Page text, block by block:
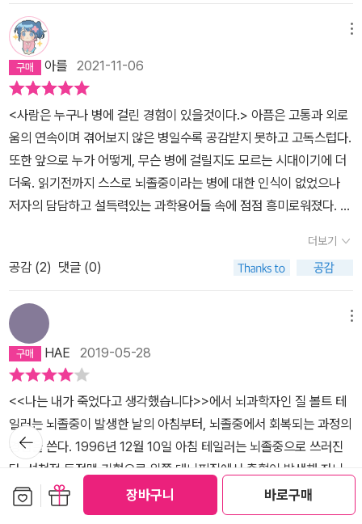
장바구니 바로구매
에세이처럼 기록했다. 가독성도 상당히 좋은편으로 책장이 잘 넘어간
다. 문장력도 남다르다고 생각했는데 강연에서도 그녀의 열정적인 모
습을 볼 수 있다고 한다. 아무튼 좋은 책이다. 관심있다면 꼭 읽어보시
길 추천드린다. 끝으로 짤막한 투병기를 서술한 출판사 소개글을 올
려본다.한쪽 뇌가 무너진 날우리는 평소 뇌의 존재를 자각하며 살아
가지 않는다. 공기나 물 같다고나 할까. 하지만 그 뇌가 이상을 일으키
면 인간은 존재 자체가 흔들린다. 여기 어느 날 갑자기 한쪽 뇌가 무너
진 한 사람이 있다. 하버드대에서 박사후연구원으로 신경해부학을 연
구하던 37살의 질 볼트 테일러 박사. 잠이 깬 어느 12월의 아침, 그는
기능을 잃어갔고 911을 누르기도 어려웠다. 급성 뇌출혈이 찾아온
것. 하지만 그의 머릿속에 떠오른 생각은 “와, 이거 멋진데. 뇌과학자
인 나에게 이런 병이 걸리다니!”였다. 그는 자신의 뇌가 급속도로 멈
추는 과정을 몸소 지켜보며 스스로를 관찰하기 시작한다.8년의 회복
기개두 수술을 받은 후 그는 마치 아이가 태어나 세상을 이해하는 문
법을 하나둘 깨치듯, 걷기, 말하기, 읽기, 숫자 세는 법 등을 한 단계씩
배워나간다. 지금은 모든 뇌의 기능을 회복하여 뇌과학자로서의 삶을
살아가고 있는 그는 자신의 경험을 좀 더 많은 사람들과 나누고자 이
책을 쓴다. 또한 TED 강연과 오프라 윈프리 쇼에도 출연해서 자신의
경험담을 소개한다. 과연 그가 말하고자 하는 핵심은 무엇일까?첫째,
뇌가 가진 치유의 힘 뇌의 붕괴와 재건 과정을 몸소 체험한 그는 뇌는
아무리 큰 고통을 받아도 스스로 치유하는 능력이 있음을 깨닫게 된
다. 과학 용어로 ‘뇌의 가소성’이라 칭하는 것으로, 뇌가 유연하여 변
게 나를 만져주고, 눈을 마주보며 차분하게 말을 건네면서 에너지
를 주는 사람에게는 마음을 열었다. 긍정적인 대우에는 긍정적으
로 반응했다. 반면 나와 교감하지 않고 기운을 빼는 사람을 대할 때
는 그들의 요청을 무시하고 자신을 보호했다. 회복하기로 마음먹
은 것은 쉽지 않은 인지적 결단이었다. 나는 영원한 우주의 흐름에 몸
을 맡긴 채 더없는 희열을 느끼는 것이 좋았다. 누군들 안 그랬겠는
가? 그곳은 아름다웠다. 내 영혼이 자유롭고거대하고 평화롭게 빛났
다. 나를 집어삼킨 희열에 빠져 회복이 대체무슨 의미가 있는지 질문
해야 했다. 좌뇌가 제대로 기능하게 된다면분명 이로운 점이 있었
다. 무엇보다 외부 세계와 다시 상호작용을 할수 있을 터였다. 하지
만 이렇게 불구가 된 상황에서는 혼란스러워 보이는 세상을 주목하
는 일이 고통스럽기만 할 것 같았다. 게다가 회복을 위해서 엄청난 노
3p
아를 2021-11-06
<사람은 누구나 병에 걸린 경험이 있을것이다.> 아픔은 고통과 외로
움의 연속이며 겪어보지 않은 병일수록 공감받지 못하고 고독스럽다.
또한 앞으로 누가 어떻게, 무슨 병에 걸릴지도 모르는 시대이기에 더
더욱. 읽기전까지 스스로 뇌졸중이라는 병에 대한 인식이 없었으나
저자의 담담하고 설득력있는 과학용어들 속에 점점 흥미로워졌다. 특
않은 사람에게 이렇게나 소름이 끼치고 무서우며 걱정이 되게 만들
수 있다는 게 경외심마저 들었다. (특히 자신이 뇌졸중에 걸렸다며 감
탄하는 모습이)책을 읽으면서도 이렇게 글을 읽고 언어를 이해하는
나에게감사하기도 하면서 나의 뇌도 이런 작용을 하고 있는건가? 대
단하네. 싶은 마음도 좀 즐거웠다. 또한 저자의 용기와 호기심을 노력
으로 이루어내어 희망을 끝내 버리지 않았다. 꾸준히 아프고 괴로운
와중에도 자신을 생각해주는 주위 사람들에게 감사하고 자신의 존재
에 더욱 깊이 알게 되어용기를 심어준다.사실 병이라는 시련을 이겨
내고 인생을 돌아보며 성장한다는 것은 어찌보면 여러 미디어 매체에
선 흔한 것일지도 모른다. 하지만 저자가뇌과학자이고 뇌졸중걸렸다
는 것은 정말 운명의 장난과 같은 엄청난 특별함이라고 생각한다. 나
는 혼자알고 있었던 고통의 시간을 돌아보며 세상에 나와 언어를 전
더보기
공감 (2) 댓글 (0)
HAE 2019-05-28
<<나는 내가 죽었다고 생각했습니다>>에서 뇌과학자인 질 볼트 테
일러는 뇌졸중이 발생한 날의 아침부터, 뇌졸중에서 회복되는 과정의
경험을 쓴다. 1996년 12월 10일 아침 테일러는 뇌졸중으로 쓰러진
다. 선천적 동정맥 기형으로 왼쪽 대뇌피질에서 출혈이 발생해 좌뇌
기능이 마비된다. 테일러는 좌뇌 기능이 마비되면서 겪었던 혼란을
전적으로 우뇌의 기능하에 놓였던 경험으로 서술한다. 한편 테일러가
뒤로가
기